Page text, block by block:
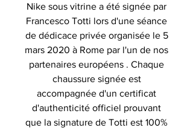
Nike sous vitrine a été signée par
Francesco Totti lors d'une séance
de dédicace privée organisée le 5
mars 2020 à Rome par l'un de nos
partenaires européens . Chaque
chaussure signée est
accompagnée d'un certificat
d'authenticité officiel prouvant
que la signature de Totti est 100%